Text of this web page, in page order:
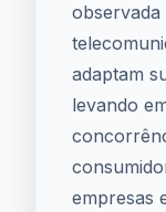
observada
adaptam
levando
empresas